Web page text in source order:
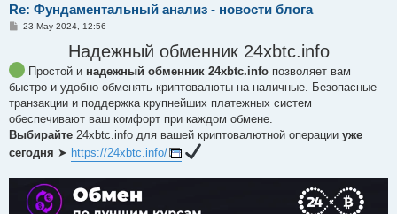
Re: Фундаментальный анализ - новости блога
P23 May 2024, 12:56
Надежный обменник 24xbtc.info
Простой и надежный обменник 24xbtc.info позволяет вам
быстро и удобно обменять криптовалюты на наличные. Безопасные
транзакции и поддержка крупнейших платежных систем
обеспечивают ваш комфорт при каждом обмене.
Выбирайте 24xbtc.info для вашей криптовалютной операции уже
сегодня ➤ https://24xbtc.info/